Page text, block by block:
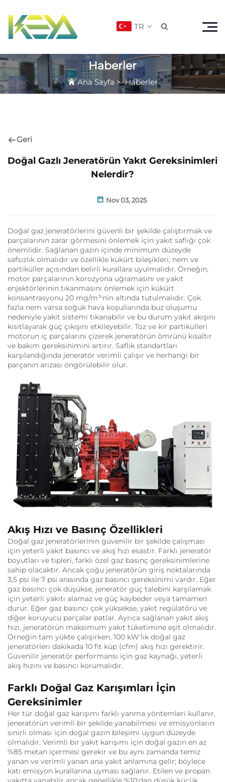
TR 
Haberler
Ana Sayfa >Haberler
Geri
Doğal Gazlı Jeneratörün Yakıt Gereksinimleri
Nelerdir?
Nov 03, 2025
Doğal gaz jeneratörlerini güvenli bir şekilde çalıştırmak ve
parçalarının zarar görmesini önlemek için yakıt saflığı çok
önemlidir. Sağlanan gazın içinde minimum düzeyde
safsızlık olmalıdır ve özellikle kükürt bileşikleri, nem ve
partiküller açısından belirli kurallara uyulmalıdır. Örneğin,
motor parçalarının korozyona uğramasını ve yakıt
enjektörlerinin tıkanmasını önlemek için kükürt
konsantrasyonu 20 mg/m³'nin altında tutulmalıdır. Çok
fazla nem varsa soğuk hava koşullarında buz oluşumu
nedeniyle yakıt sistemi tıkanabilir ve bu durum yakıt akışını
kısıtlayarak güç çıkışını etkileyebilir. Toz ve kir partikülleri
motorun iç parçalarını çizerek jeneratörün ömrünü kısaltır
ve bakım gereksinimini artırır. Saflık standartları
karşılandığında jeneratör verimli çalışır ve herhangi bir
parçanın arızası öngörülebilir olur.
Akış Hızı ve Basınç Özellikleri
Doğal gaz jeneratörlerinin güvenilir bir şekilde çalışması
için yeterli yakıt basıncı ve akış hızı esastır. Farklı jeneratör
boyutları ve tipleri, farklı özel gaz basınç gereksinimlerine
sahip olacaktır. Ancak çoğu jeneratörün giriş noktalarında
3,5 psi ile 7 psi arasında gaz basıncı gereksinimi vardır. Eğer
gaz basıncı çok düşükse, jeneratör güç talebini karşılamak
için yeterli yakıtı alamaz ve güç kaybeder veya tamamen
durur. Eğer gaz basıncı çok yüksekse, yakıt regülatörü ve
diğer koruyucu parçalar patlar. Ayrıca sağlanan yakıt akış
hızı, jeneratörün maksimum yakıt tüketimine eşit olmalıdır.
Örneğin tam yükte çalışırken, 100 kW'lık doğal gaz
jeneratörleri dakikada 10 fit küp (cfm) akış hızı gerektirir.
Güvenilir jeneratör performansı için gaz kaynağı, yeterli
akış hızını ve basıncı korumalıdır.
Farklı Doğal Gaz Karışımları İçin
Gereksinimler
Her tür doğal gaz karışımı farklı yanma yöntemleri kullanır,
jeneratörün verimli bir şekilde yanabilmesi ve emisyonların
sınırlı olması için doğal gazın bileşimi uygun düzeyde
olmalıdır. Verimli bir yakıt karışımı için doğal gazın en az
%85 metan içermesi gerekir ve bu aynı zamanda temiz
yanan ve verimli yanan ana yakıt anlamına gelir; böylece
katı emisyon kurallarına uyması sağlanır. Etilen ve propan